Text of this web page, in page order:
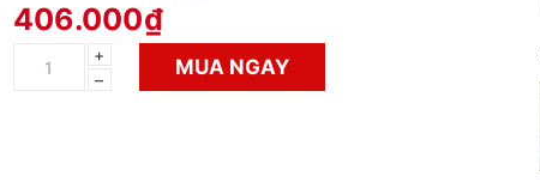
406.000₫
+
–
MUA NGAY